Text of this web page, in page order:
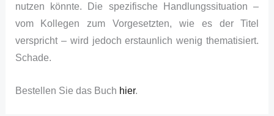
nutzen könnte. Die spezifische Handlungssituation –
vom Kollegen zum Vorgesetzten, wie es der Titel
verspricht – wird jedoch erstaunlich wenig thematisiert.
Schade.
Bestellen Sie das Buch hier.